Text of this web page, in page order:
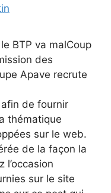
BTP va malCoup
des
Apave recrute
de fournir
thématique
sur le web.
de la façon la
l’occasion
sur le site